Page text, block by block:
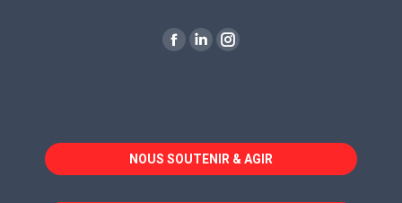
La
dans
une
La
dans
une
La
dans
une
NOUS SOUTENIR & AGIR